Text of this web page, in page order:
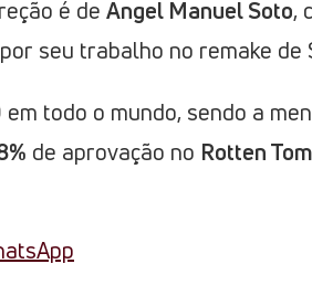
é de Angel Manuel Soto,
seu trabalho no remake de
em todo o mundo, sendo a
de aprovação no Rotten